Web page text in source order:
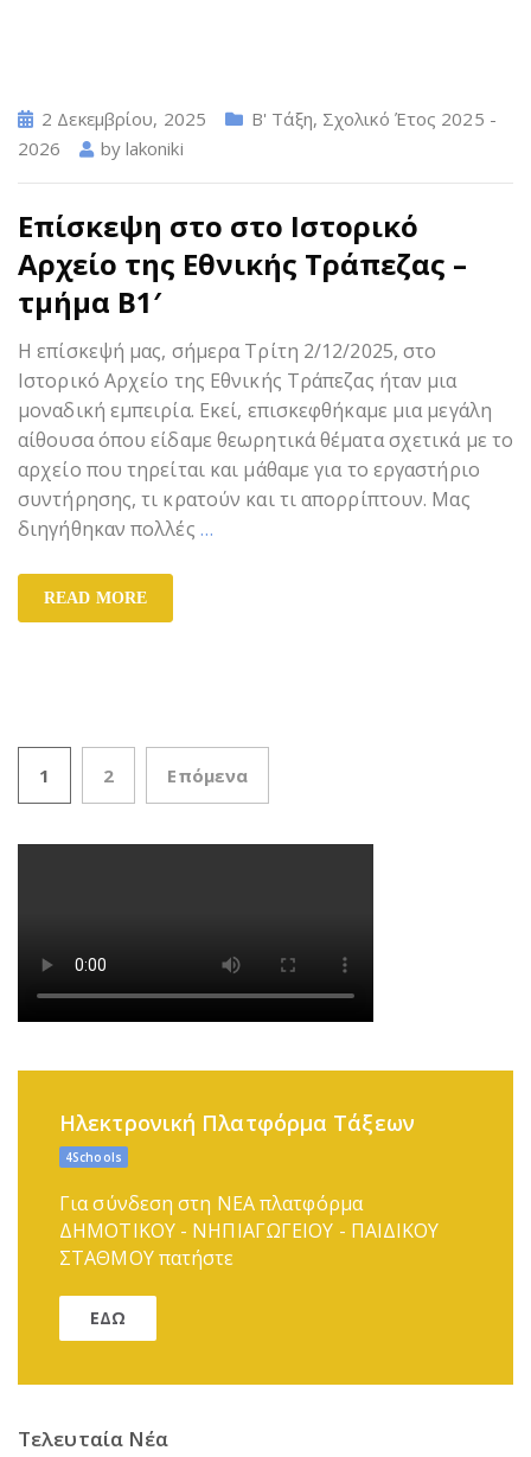
2 Δεκεμβρίου, 2025 Β' Τάξη, Σχολικό Έτος 2025 -
2026
by lakoniki
Επίσκεψη στο στο Ιστορικό
Αρχείο της Εθνικής Τράπεζας –
τμήμα Β1′
Η επίσκεψή μας, σήμερα Τρίτη 2/12/2025, στο
Ιστορικό Αρχείο της Εθνικής Τράπεζας ήταν μια
μοναδική εμπειρία. Εκεί, επισκεφθήκαμε μια μεγάλη
αίθουσα όπου είδαμε θεωρητικά θέματα σχετικά με το
αρχείο που τηρείται και μάθαμε για το εργαστήριο
συντήρησης, τι κρατούν και τι απορρίπτουν. Μας
διηγήθηκαν πολλές …
READ MORE
Πλοήγηση άρθρων
1 2 Επόμενα
Ηλεκτρονική Πλατφόρμα Τάξεων
4Schools
Για σύνδεση στη ΝΕΑ πλατφόρμα
ΔΗΜΟΤΙΚΟΥ - ΝΗΠΙΑΓΩΓΕΙΟΥ - ΠΑΙΔΙΚΟΥ
ΣΤΑΘΜΟΥ πατήστε
ΕΔΩ
Τελευταία Νέα